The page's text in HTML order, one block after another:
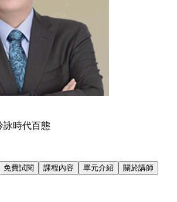
詠時代百態
免費試閱 課程內容 單元介紹
關於講師